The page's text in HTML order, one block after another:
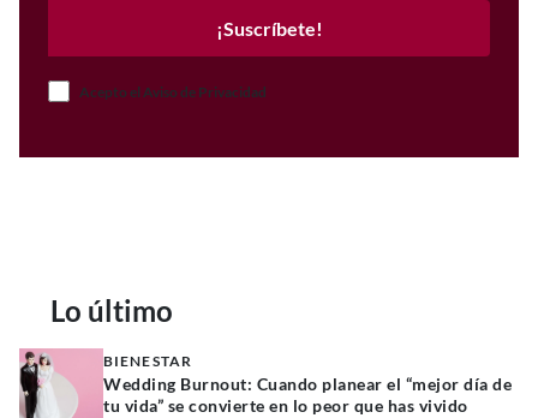
¡Suscríbete!
Acepto el Aviso de Privacidad
Lo último
BIENESTAR
Wedding Burnout: Cuando planear el “mejor día de
tu vida” se convierte en lo peor que has vivido